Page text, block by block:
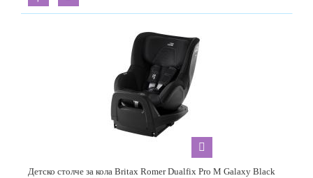
Детско столче за кола Britax Romer Dualfix Pro M Galaxy Black